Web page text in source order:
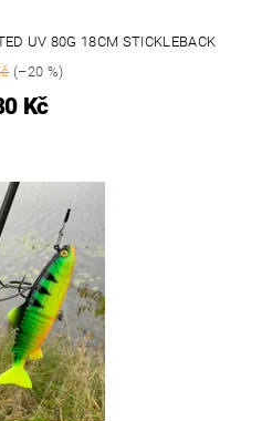
UV 80G 18CM STICKLEBACK
(–20 %)
Kč